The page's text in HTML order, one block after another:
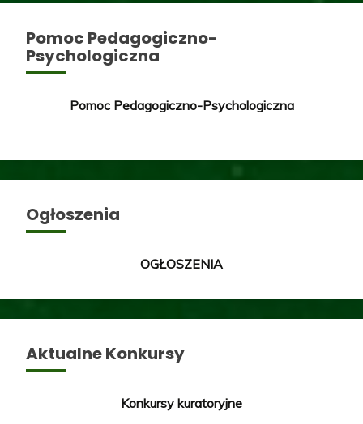
Pomoc Pedagogiczno-
Psychologiczna
Pomoc Pedagogiczno-Psychologiczna
Ogłoszenia
OGŁOSZENIA
Aktualne Konkursy
Konkursy kuratoryjne